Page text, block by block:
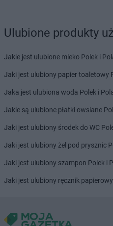
Ulubione produkty
Jakie jest ulubione mleko Polek i
Jaki jest ulubiony papier toaletowy
Jaka jest ulubiona woda Polek i
Jakie są ulubione płatki owsiane
Jaki jest ulubiony środek do WC
Jaki jest ulubiony żel pod prysznic
Jaki jest ulubiony szampon Polek i
Jaki jest ulubiony ręcznik